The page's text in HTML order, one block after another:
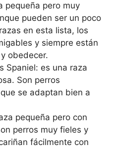
pequeña pero muy
pueden ser un poco
en esta lista, los
y siempre están
obedecer.
Spaniel: es una raza
Son perros
se adaptan bien a
pequeña pero con
perros muy fieles y
fácilmente con